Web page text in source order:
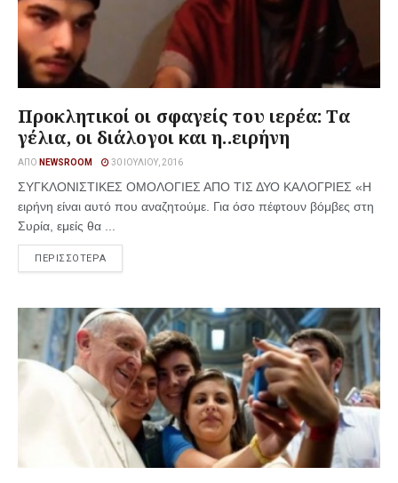
Προκλητικοί οι σφαγείς του ιερέα: Τα
γέλια, οι διάλογοι και η..ειρήνη
ΑΠΌ NEWSROOM 30 ΙΟΥΛΊΟΥ, 2016
ΣΥΓΚΛΟΝΙΣΤΙΚΕΣ ΟΜΟΛΟΓΙΕΣ ΑΠΟ ΤΙΣ ΔΥΟ ΚΑΛΟΓΡΙΕΣ «Η
ειρήνη είναι αυτό που αναζητούμε. Για όσο πέφτουν βόμβες στη
Συρία, εμείς θα ...
ΠΕΡΙΣΣΟΤΕΡΑ